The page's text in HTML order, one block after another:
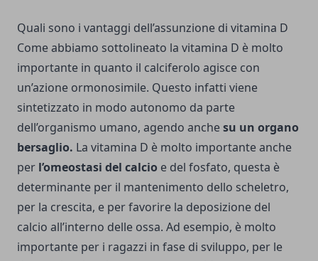
Quali sono i vantaggi dell’assunzione di vitamina D
Come abbiamo sottolineato la vitamina D è molto
importante in quanto il calciferolo agisce con
un’azione ormonosimile. Questo infatti viene
sintetizzato in modo autonomo da parte
dell’organismo umano, agendo anchesu un organo
bersaglio. La vitamina D è molto importante anche
per l’omeostasi del calcio e del fosfato, questa è
determinante per il mantenimento dello scheletro,
per la crescita, e per favorire la deposizione del
calcio all’interno delle ossa. Ad esempio, è molto
importante per i ragazzi in fase di sviluppo, per le